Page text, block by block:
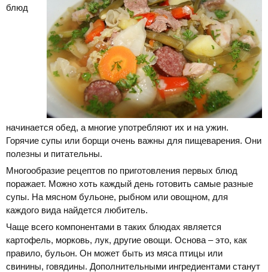
блюд
начинается обед, а многие употребляют их и на ужин.
Горячие супы или борщи очень важны для пищеварения. Они
полезны и питательны.
Многообразие рецептов по приготовления первых блюд
поражает. Можно хоть каждый день готовить самые разные
супы. На мясном бульоне, рыбном или овощном, для
каждого вида найдется любитель.
Чаще всего компонентами в таких блюдах является
картофель, морковь, лук, другие овощи. Основа – это, как
правило, бульон. Он может быть из мяса птицы или
свинины, говядины. Дополнительными ингредиентами станут